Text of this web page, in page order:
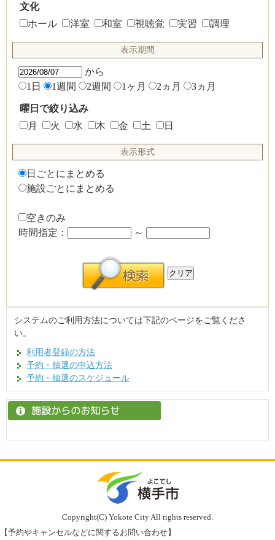
文化
ホール
洋室 和室 視聴覚 実習 調理
表示期間
から
1日
1週間 2週間 1ヶ月 2ヵ月 3ヵ月
曜日で絞り込み
月
火 水 木 金 土 日
表示形式
日ごとにまとめる
施設ごとにまとめる
空きのみ
時間指定：
～
システムのご利用方法については下記のページをご覧くださ
い。
利用者登録の方法
予約・抽選の申込方法
予約・抽選のスケジュール
Copyright(C) Yokote City All rights reserved.
【予約やキャンセルなどに関するお問い合わせ】